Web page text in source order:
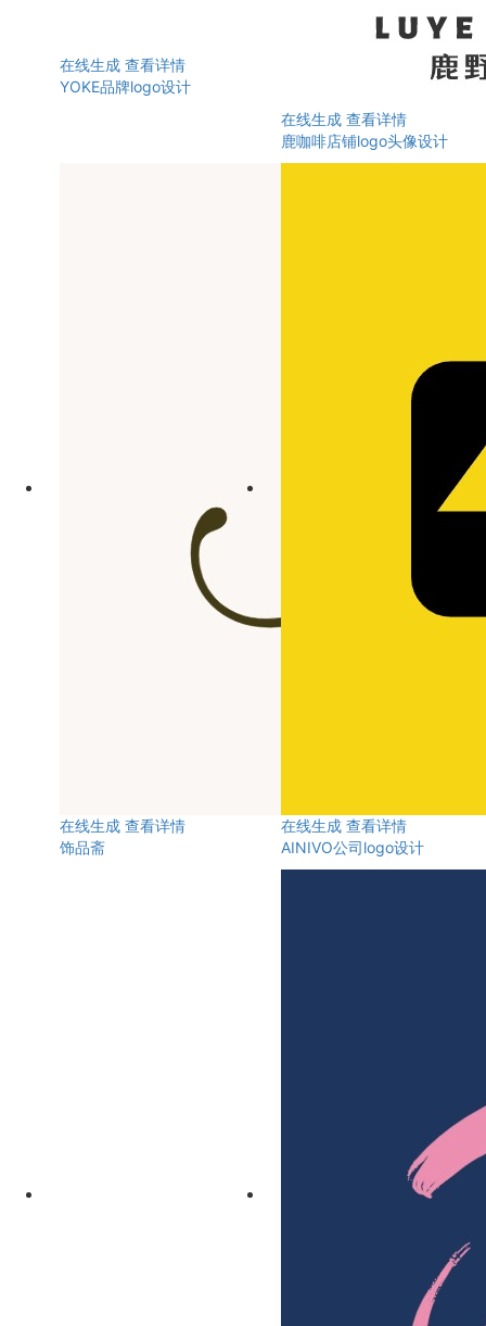
在线生成 查看详情
YOKE品牌logo设计
在线生成 查看详情
鹿咖啡店铺logo头像设计
在线生成 查看详情
饰品斋
在线生成 查看详情
AINIVO公司logo设计